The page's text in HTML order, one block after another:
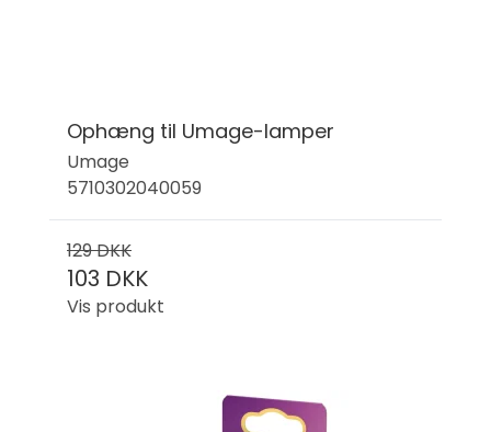
Ophæng til Umage-lamper
Umage
5710302040059
129 DKK
103 DKK
Vis produkt